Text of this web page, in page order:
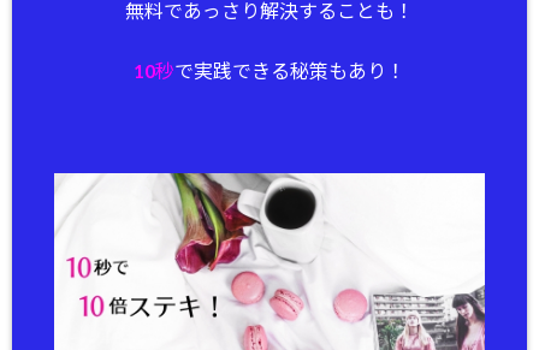
無料であっさり解決することも！
10秒で実践できる秘策もあり！